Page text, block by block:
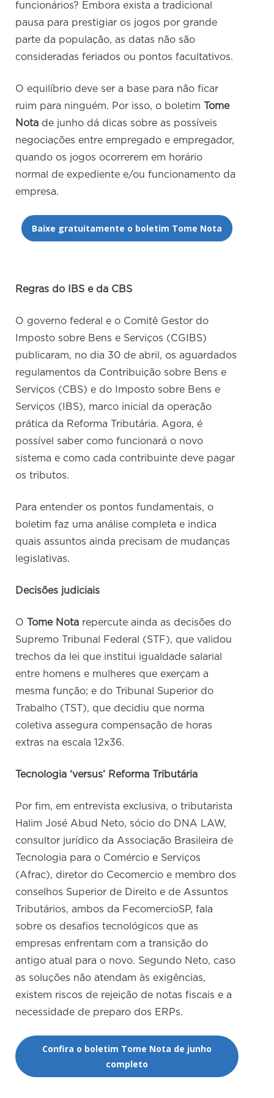
funcionários? Embora exista a tradicional
pausa para prestigiar os jogos por grande
parte da população, as datas não são
consideradas feriados ou pontos facultativos.
O equilíbrio deve ser a base para não ficar
ruim para ninguém. Por isso, o boletim Tome
Nota de junho dá dicas sobre as possíveis
negociações entre empregado e empregador,
quando os jogos ocorrerem em horário
normal de expediente e/ou funcionamento da
empresa.
Baixe gratuitamente o boletim Tome Nota
Regras do IBS e da CBS
O governo federal e o Comitê Gestor do
Imposto sobre Bens e Serviços (CGIBS)
publicaram, no dia 30 de abril, os aguardados
regulamentos da Contribuição sobre Bens e
Serviços (CBS) e do Imposto sobre Bens e
Serviços (IBS), marco inicial da operação
prática da Reforma Tributária. Agora, é
possível saber como funcionará o novo
sistema e como cada contribuinte deve pagar
os tributos.
Para entender os pontos fundamentais, o
boletim faz uma análise completa e indica
quais assuntos ainda precisam de mudanças
legislativas.
Decisões judiciais
O Tome Nota repercute ainda as decisões do
Supremo Tribunal Federal (STF), que validou
trechos da lei que institui igualdade salarial
entre homens e mulheres que exerçam a
mesma função; e do Tribunal Superior do
Trabalho (TST), que decidiu que norma
coletiva assegura compensação de horas
extras na escala 12x36.
Tecnologia ‘versus’ Reforma Tributária
Por fim, em entrevista exclusiva, o tributarista
Halim José Abud Neto, sócio do DNA LAW,
consultor jurídico da Associação Brasileira de
Tecnologia para o Comércio e Serviços
(Afrac), diretor do Cecomercio e membro dos
conselhos Superior de Direito e de Assuntos
Tributários, ambos da FecomercioSP, fala
sobre os desafios tecnológicos que as
empresas enfrentam com a transição do
antigo atual para o novo. Segundo Neto, caso
as soluções não atendam às exigências,
existem riscos de rejeição de notas fiscais e a
necessidade de preparo dos ERPs.
Confira o boletim Tome Nota de junho
completo